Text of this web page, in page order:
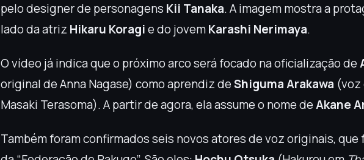
pelo designer de personagens Kii Tanaka. A imagem mostra a
lado da atriz Hikaru Koragie do jovemKarashi Nerimaya.
O vídeo já indica que o próximo arco será focado na oficialização de
original de Anna Nagase) como aprendiz deShiguma Arakawa (voz
Masaki Terasoma). A partir de agora, ela assume o nome deAkane
Também foram confirmados seis novos atores de voz originais, que